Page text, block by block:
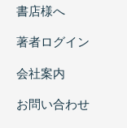
書店様へ
著者ログイン
会社案内
お問い合わせ